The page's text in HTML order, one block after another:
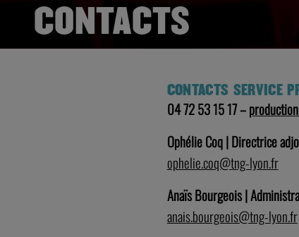
CONTACTS
CONTACTS SERVICE
04 72 53 15 17 –
Ophélie Coq | Directrice
ophelie.coq@tng-lyon.fr
Anaïs Bourgeois |
anais.bourgeois@tng-lyon.fr